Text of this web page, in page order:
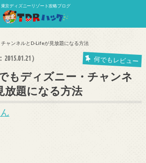
東京ディズニーリゾート攻略ブログ
ャンネルとD-Lifeが見放題になる方法
2015.01.21） 何でもレビュー
もディズニー・チャンネ
放題になる方法